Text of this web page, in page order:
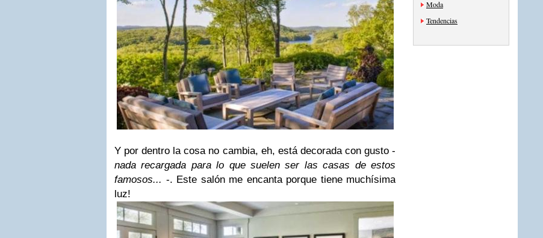
Y por dentro la cosa no cambia, eh, está decorada con gusto -
nada recargada para lo que suelen ser las casas de estos
famosos... -. Este salón me encanta porque tiene muchísima
luz!
Moda
Tendencias